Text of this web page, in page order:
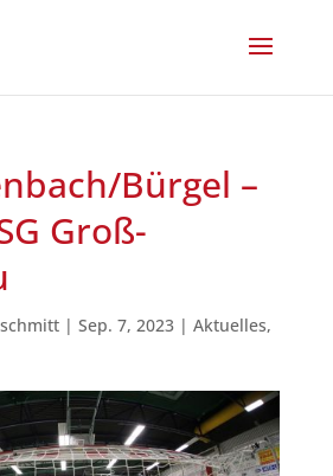
Bürgel –
Groß-
| Sep. 7, 2023| Aktuelles,